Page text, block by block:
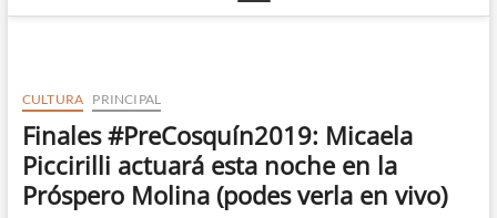
o
e
n
CULTURA PRINCIPAL
Finales #PreCosquín2019: Micaela
Piccirilli actuará esta noche en la
Próspero Molina (podes verla en vivo)